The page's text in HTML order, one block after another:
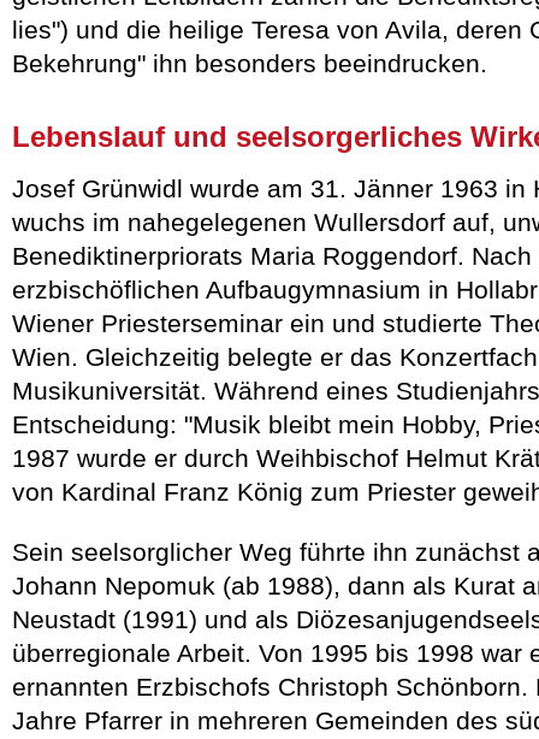
lies") und die heilige Teresa von Avila, deren
Bekehrung" ihn besonders beeindrucken.
Lebenslauf und seelsorgerliches
Josef Grünwidl wurde am 31. Jänner 1963 in
wuchs im nahegelegenen Wullersdorf auf,
Benediktinerpriorats Maria Roggendorf.
erzbischöflichen Aufbaugymnasium in
Wiener Priesterseminar ein und studierte
Wien. Gleichzeitig belegte er das
Musikuniversität. Während eines
Entscheidung: "Musik bleibt mein Hobby,
1987 wurde er durch Weihbischof Helmut
von Kardinal Franz König zum Priester
Sein seelsorglicher Weg führte ihn zunächst
Johann Nepomuk (ab 1988), dann als Kurat
Neustadt (1991) und als
überregionale Arbeit. Von 1995 bis 1998 war
ernannten Erzbischofs Christoph
Jahre Pfarrer in mehreren Gemeinden des